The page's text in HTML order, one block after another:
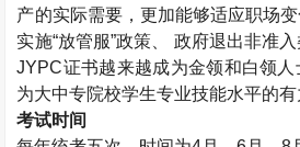
产的实际需要，更加能够适应职场
实施“放管服”政策、 政府退出非准
JYPC证书越来越成为金领和白领
为大中专院校学生专业技能水平的有
考试时间